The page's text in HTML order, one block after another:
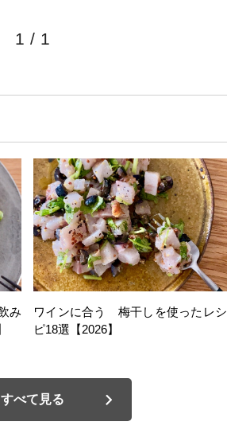
1 / 1
み
ワインに合う 梅干しを使ったレシ
ピ18選【2026】
すべて見る